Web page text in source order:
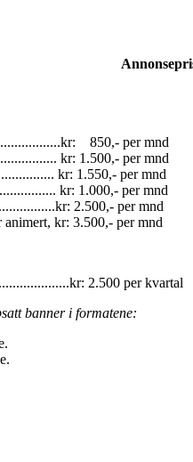
850,- per mnd
kr: 1.500,- per mnd
kr: 1.550,- per mnd
kr: 1.000,- per mnd
2.500,- per mnd
kr: 3.500,- per mnd
2.500 per kvartal
banner i formatene: